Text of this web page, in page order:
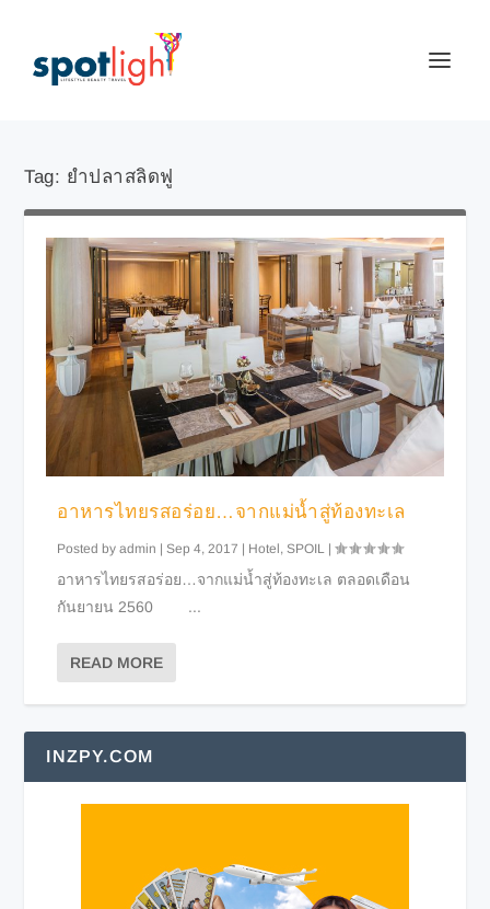
Tag: ยำปลาสลิดฟู
อาหารไทยรสอร่อย…จากแม่น้ำสู่ท้องทะเล
Posted byadmin |Sep 4, 2017 | Hotel,SPOIL |
อาหารไทยรสอร่อย…จากแม่น้ำสู่ท้องทะเล ตลอดเดือน
กันยายน 2560 ...
READ MORE
INZPY.COM